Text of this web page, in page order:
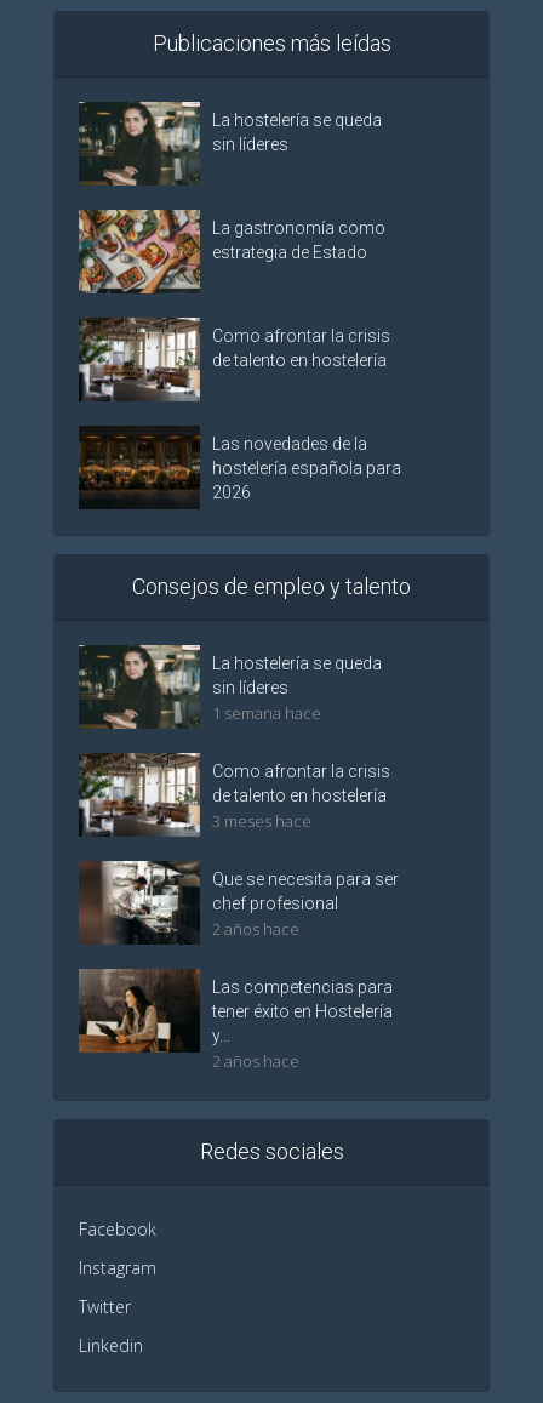
Publicaciones más leídas
La hostelería se queda
sin líderes
La gastronomía como
estrategia de Estado
Como afrontar la crisis
de talento en hostelería
Las novedades de la
hostelería española para
2026
Consejos de empleo y talento
La hostelería se queda
sin líderes
1 semana hace
Como afrontar la crisis
de talento en hostelería
3 meses hace
Que se necesita para ser
chef profesional
2 años hace
Las competencias para
tener éxito en Hostelería
y...
2 años hace
Redes sociales
Facebook
Instagram
Twitter
Linkedin